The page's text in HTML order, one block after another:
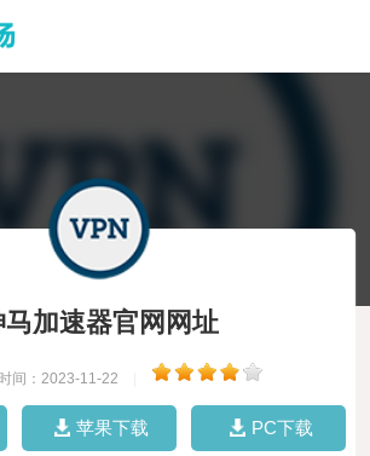
马加速器官网网址
时间：2023-11-22
苹果下载 PC下载